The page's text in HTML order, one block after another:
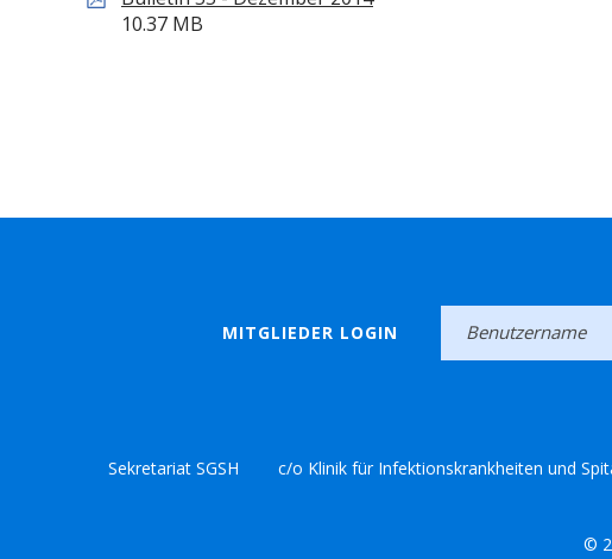
10.37 MB
MITGLIEDER LOGIN
Sekretariat SGSH c/o Klinik für Infektionskrankheiten und
©